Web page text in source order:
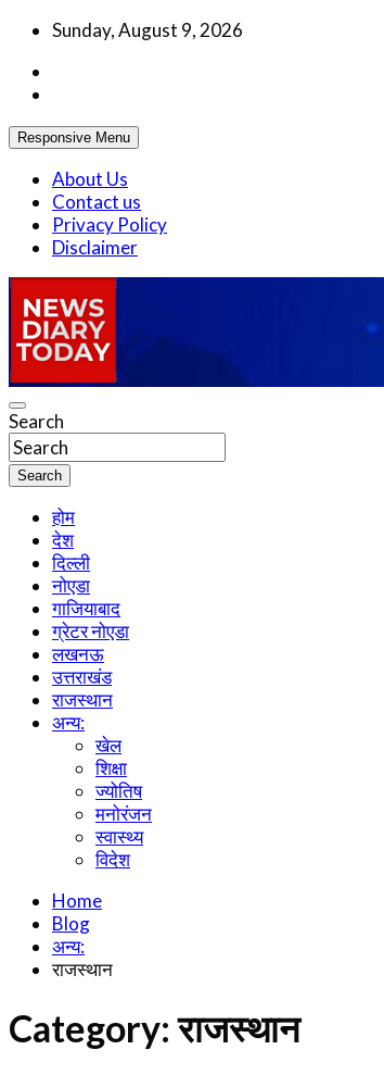
Skip
content
Sunday, August 9, 2026
Responsive Menu
About Us
Contact us
Privacy Policy
Disclaimer
News Diary Today
Truth be told
Search
Search
होम
देश
दिल्ली
नोएडा
गाजियाबाद
ग्रेटर नोएडा
लखनऊ
उत्तराखंड
राजस्थान
अन्य:
खेल
शिक्षा
ज्योतिष
मनोरंजन
स्वास्थ्य
विदेश
Home
Blog
अन्य:
राजस्थान
Category:राजस्थान